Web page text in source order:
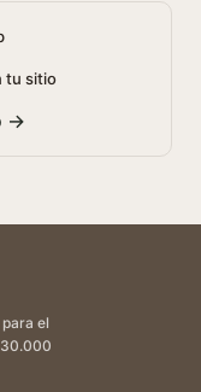
tu sitio
→
el